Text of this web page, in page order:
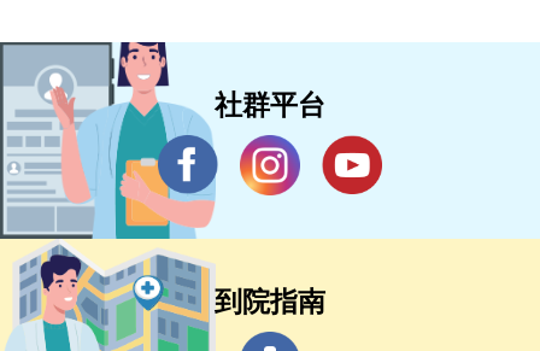
社群平台
到院指南